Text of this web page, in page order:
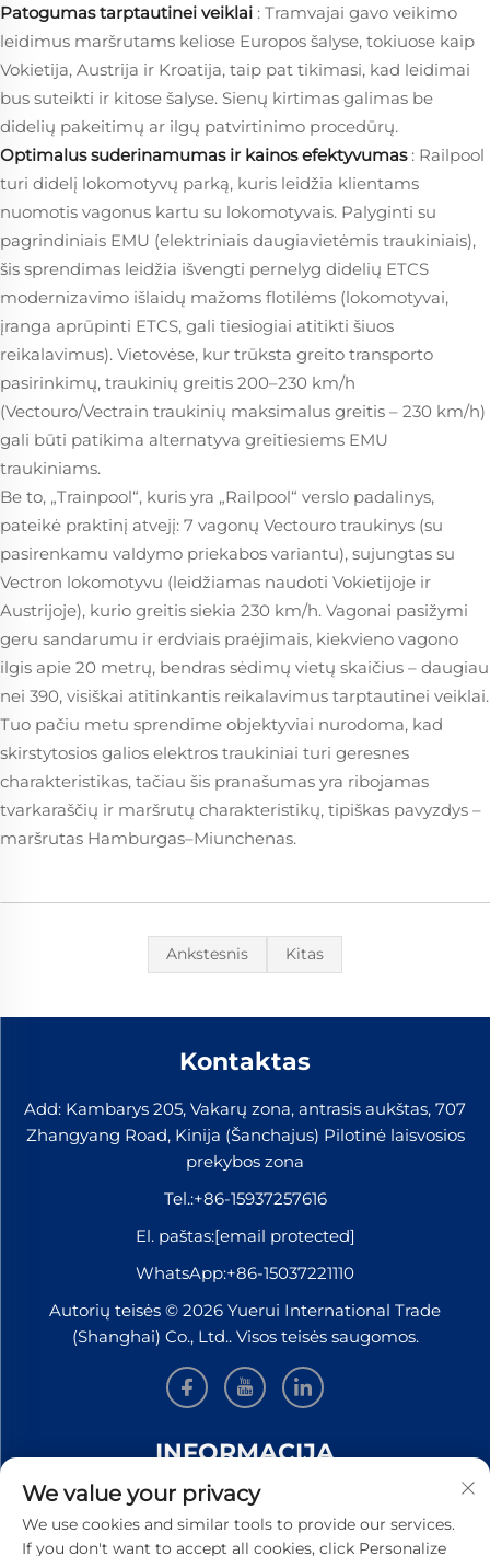
Patogumas tarptautinei veiklai : Tramvajai gavo veikimo
leidimus maršrutams keliose Europos šalyse, tokiuose kaip
Vokietija, Austrija ir Kroatija, taip pat tikimasi, kad leidimai
bus suteikti ir kitose šalyse. Sienų kirtimas galimas be
didelių pakeitimų ar ilgų patvirtinimo procedūrų.
Optimalus suderinamumas ir kainos efektyvumas : Railpool
turi didelį lokomotyvų parką, kuris leidžia klientams
nuomotis vagonus kartu su lokomotyvais. Palyginti su
pagrindiniais EMU (elektriniais daugiavietėmis traukiniais),
šis sprendimas leidžia išvengti pernelyg didelių ETCS
modernizavimo išlaidų mažoms flotilėms (lokomotyvai,
įranga aprūpinti ETCS, gali tiesiogiai atitikti šiuos
reikalavimus). Vietovėse, kur trūksta greito transporto
pasirinkimų, traukinių greitis 200–230 km/h
(Vectouro/Vectrain traukinių maksimalus greitis – 230 km/h)
gali būti patikima alternatyva greitiesiems EMU
traukiniams.
Be to, „Trainpool“, kuris yra „Railpool“ verslo padalinys,
pateikė praktinį atvejį: 7 vagonų Vectouro traukinys (su
pasirenkamu valdymo priekabos variantu), sujungtas su
Vectron lokomotyvu (leidžiamas naudoti Vokietijoje ir
Austrijoje), kurio greitis siekia 230 km/h. Vagonai pasižymi
geru sandarumu ir erdviais praėjimais, kiekvieno vagono
ilgis apie 20 metrų, bendras sėdimų vietų skaičius – daugiau
nei 390, visiškai atitinkantis reikalavimus tarptautinei veiklai.
Tuo pačiu metu sprendime objektyviai nurodoma, kad
skirstytosios galios elektros traukiniai turi geresnes
charakteristikas, tačiau šis pranašumas yra ribojamas
tvarkaraščių ir maršrutų charakteristikų, tipiškas pavyzdys –
maršrutas Hamburgas–Miunchenas.
Ankstesnis Kitas
Kontaktas
Add: Kambarys 205, Vakarų zona, antrasis aukštas, 707
Zhangyang Road, Kinija (Šanchajus) Pilotinė laisvosios
prekybos zona
Tel.:+86-15937257616
El. paštas:[email protected]
WhatsApp:+86-15037221110
Autorių teisės © 2026 Yuerui International Trade
(Shanghai) Co., Ltd.. Visos teisės saugomos.
INFORMACIJA
Užsiregistruokite, kad gautumėte mūsų savaitinį
naujienlaiškį
We value your privacy
We use cookies and similar tools to provide our services.
If you don't want to accept all cookies, click Personalize